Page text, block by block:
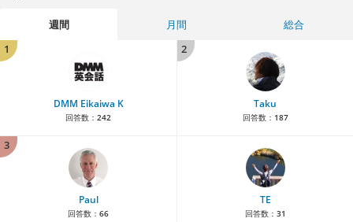
週間 月間
総合
1
DMM Eikaiwa K
回答数： 242
2
Taku
回答数： 187
3
Paul
回答数： 66
TE
回答数： 31